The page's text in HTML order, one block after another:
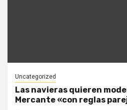
Uncategorized
Las navieras quieren
Mercante «con reglas